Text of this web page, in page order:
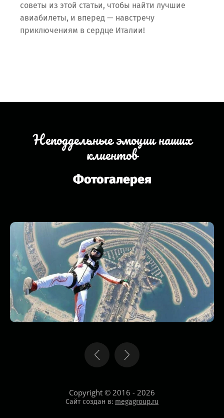
советы из этой статьи, чтобы найти лучшие
авиабилеты, и вперед — навстречу
приключениям в сердце Италии!
Неподдельные эмоции наших
клиентов
Фотогалерея
Copyright © 2016 - 2026
Сайт создан в: megagroup.ru